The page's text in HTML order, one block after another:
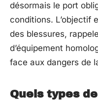
désormais le port
conditions. L’objectif
des blessures,
d’équipement
face aux dangers de
Quels types